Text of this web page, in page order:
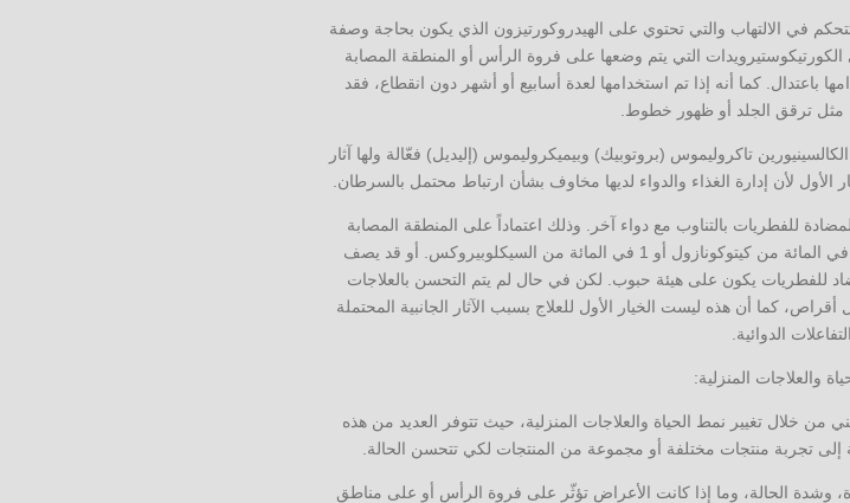
في الالتهاب والتي تحتوي على الهيدروكورتيزون الذي يكون بحاجة وصفة
التي يتم وضعها على فروة الرأس أو المنطقة المصابة
باعتدال. كما أنه إذا تم استخدامها لعدة أسابيع أو أشهر دون انقطاع، فقد
مثل ترقق الجلد أو ظهور خطوط.
تاكروليموس (بروتوبيك) وبيميكروليموس (إليديل) فعّالة ولها آثار
لأن إدارة الغذاء والدواء لديها مخاوف بشأن ارتباط محتمل بالسرطان.
للفطريات بالتناوب مع دواء آخر. وذلك اعتماداً على المنطقة المصابة
وشدة الأعراض، حيث قد يصف الطبيب منتجاً يحتوي على 2 في المائة من كيتوكونازول أو 1 في المائة من السيكلوبيروكس. أو قد يصف
للفطريات يكون على هيئة حبوب. لكن في حال لم يتم التحسن بالعلاجات
كما أن هذه ليست الخيار الأول للعلاج بسبب الآثار الجانبية المحتملة
الدوائية.
والعلاجات المنزلية:
خلال تغيير نمط الحياة والعلاجات المنزلية، حيث تتوفر العديد من هذه
تجربة منتجات مختلفة أو مجموعة من المنتجات لكي تتحسن الحالة.
وشدة الحالة، وما إذا كانت الأعراض تؤثّر على فروة الرأس أو على مناطق